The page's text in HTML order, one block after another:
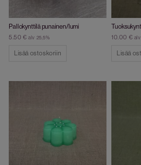
Pallokynttilä punainen/lumi
5.50 € alv 25,5%
Lisää ostoskoriin
10.00 €
Lisää